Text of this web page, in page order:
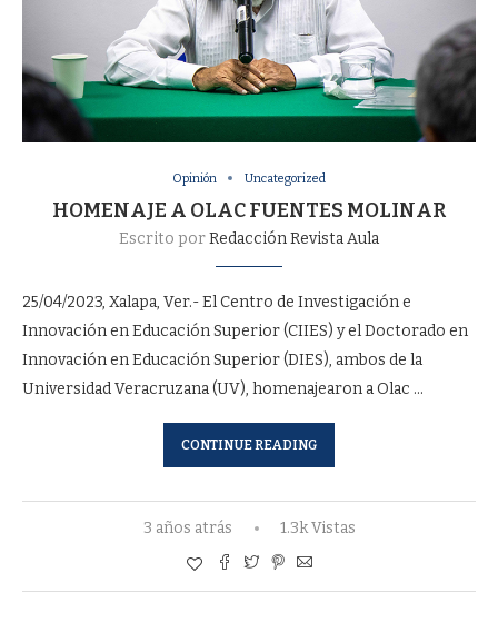
Opinión Uncategorized
HOMENAJE A OLAC FUENTES MOLINAR
Escrito porRedacción Revista Aula
25/04/2023, Xalapa, Ver.- El Centro de Investigación e
Innovación en Educación Superior (CIIES) y el Doctorado en
Innovación en Educación Superior (DIES), ambos de la
Universidad Veracruzana (UV), homenajearon a Olac …
CONTINUE READING
3 años atrás 1.3k Vistas